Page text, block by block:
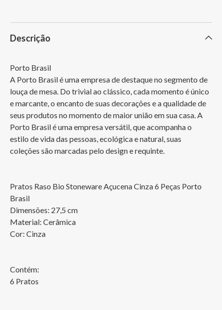
Descrição
Porto Brasil
A Porto Brasil é uma empresa de destaque no segmento de
louça de mesa. Do trivial ao clássico, cada momento é único
e marcante, o encanto de suas decorações e a qualidade de
seus produtos no momento de maior união em sua casa. A
Porto Brasil é uma empresa versátil, que acompanha o
estilo de vida das pessoas, ecológica e natural, suas
coleções são marcadas pelo design e requinte.
Pratos Raso Bio Stoneware Açucena Cinza 6 Peças Porto
Brasil
Dimensões: 27,5 cm
Material: Cerâmica
Cor: Cinza
Contém:
6 Pratos